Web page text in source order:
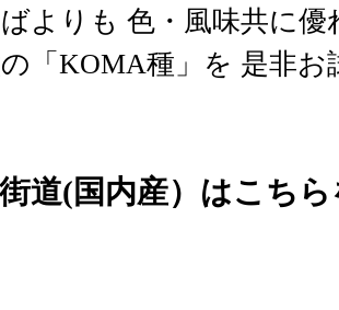
よりも 色・風味共に優
「KOMA種」を 是非お
道(国内産）はこちら